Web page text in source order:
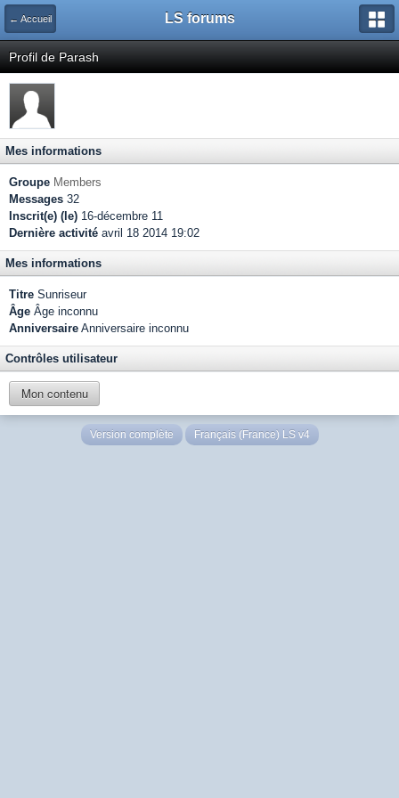
← Accueil LS forums
Profil de Parash
Mes informations
Groupe Members
Messages 32
Inscrit(e) (le) 16-décembre 11
Dernière activité avril 18 2014 19:02
Mes informations
Titre Sunriseur
Âge Âge inconnu
Anniversaire Anniversaire inconnu
Contrôles utilisateur
Mon contenu
Version complète Français (France) LS v4